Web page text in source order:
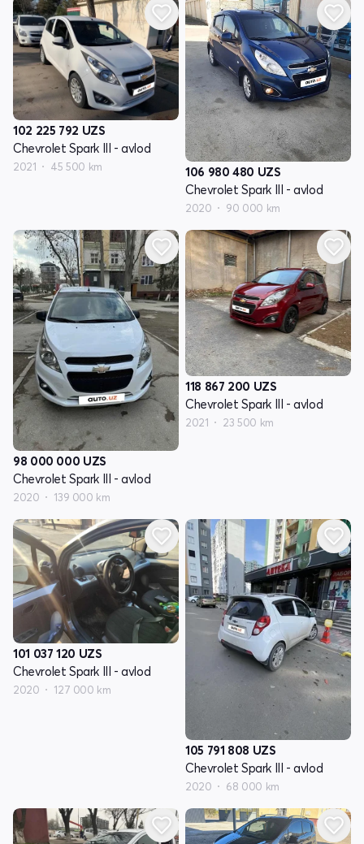
102 225 792 UZS
Chevrolet Spark III - avlod
2021 45 500 km 106 980 480 UZS
Chevrolet Spark III - avlod
2020 90 000 km
98 000 000 UZS
Chevrolet Spark III - avlod
2020 139 000 km
118 867 200 UZS
Chevrolet Spark III - avlod
2021 23 500 km
101 037 120 UZS
Chevrolet Spark III - avlod
2020 127 000 km
105 791 808 UZS
Chevrolet Spark III - avlod
2020 68 000 km